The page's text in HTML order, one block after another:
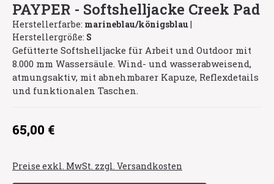
PAYPER - Softshelljacke Creek Pad
Herstellerfarbe: marineblau/königsblau|
Herstellergröße: S
Gefütterte Softshelljacke für Arbeit und Outdoor mit
8.000 mm Wassersäule. Wind- und wasserabweisend,
atmungsaktiv, mit abnehmbarer Kapuze, Reflexdetails
und funktionalen Taschen.
Regulärer Preis:
65,00 €
Preise exkl. MwSt. zzgl. Versandkosten